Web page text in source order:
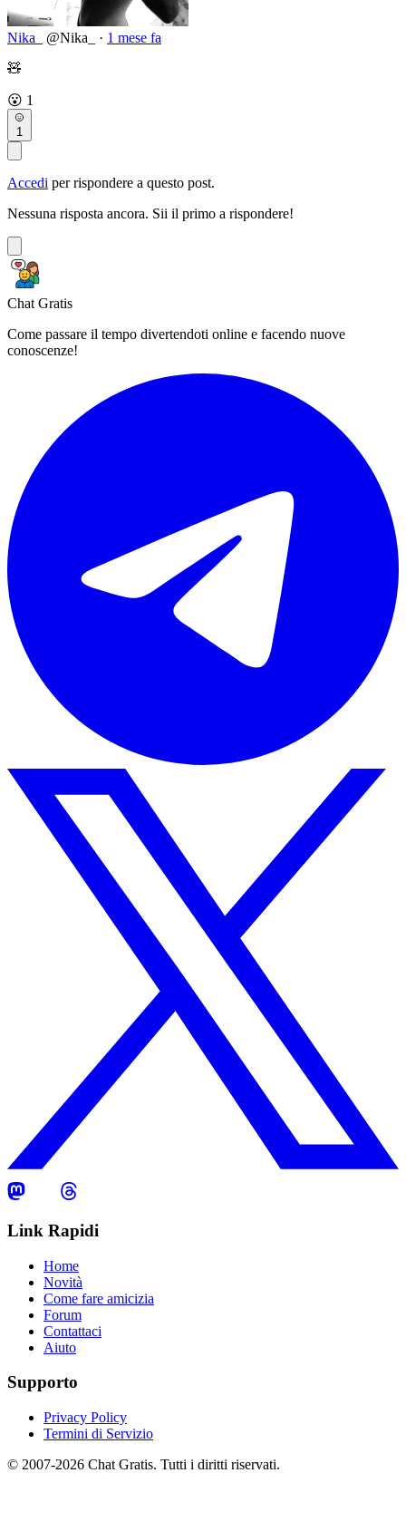
Nika_ @Nika_ · 1 mese fa
🧸
😮 1
1
Accedi per rispondere a questo post.
Nessuna risposta ancora. Sii il primo a rispondere!
Chat Gratis
Come passare il tempo divertendoti online e facendo nuove
conoscenze!
Link Rapidi
Home
Novità
Come fare amicizia
Forum
Contattaci
Aiuto
Supporto
Privacy Policy
Termini di Servizio
© 2007-2026 Chat Gratis. Tutti i diritti riservati.